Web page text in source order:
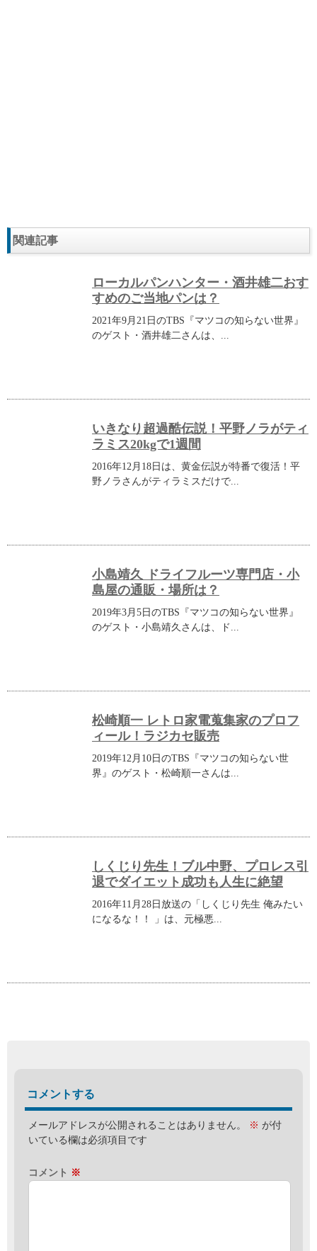
関連記事
ローカルパンハンター・酒井雄二おす
すめのご当地パンは？
2021年9月21日のTBS『マツコの知らない世界』
のゲスト・酒井雄二さんは、...
いきなり超過酷伝説！平野ノラがティ
ラミス20kgで1週間
2016年12月18日は、黄金伝説が特番で復活！平
野ノラさんがティラミスだけで...
小島靖久 ドライフルーツ専門店・小
島屋の通販・場所は？
2019年3月5日のTBS『マツコの知らない世界』
のゲスト・小島靖久さんは、ド...
松崎順一 レトロ家電蒐集家のプロフ
ィール！ラジカセ販売
2019年12月10日のTBS『マツコの知らない世
界』のゲスト・松崎順一さんは...
しくじり先生！ブル中野、プロレス引
退でダイエット成功も人生に絶望
2016年11月28日放送の「しくじり先生 俺みたい
になるな！！ 」は、元極悪...
コメントする
メールアドレスが公開されることはありません。 ※ が付
いている欄は必須項目です
コメント ※